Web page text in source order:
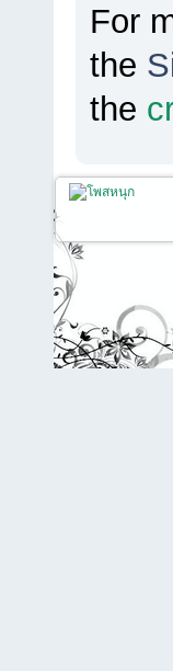
For
the
the